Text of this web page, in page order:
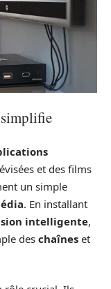
et des films
un simple
. En installant
intelligente,
des chaînes et